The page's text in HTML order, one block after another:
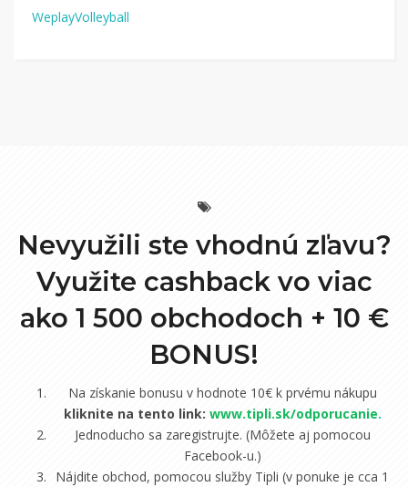
WeplayVolleyball
Nevyužili ste vhodnú zľavu?
Využite cashback vo viac
ako 1 500 obchodoch + 10 €
BONUS!
Na získanie bonusu v hodnote 10€ k prvému nákupu
kliknite na tento link: www.tipli.sk/odporucanie.
Jednoducho sa zaregistrujte. (Môžete aj pomocou
Facebook-u.)
Nájdite obchod, pomocou služby Tipli (v ponuke je cca 1